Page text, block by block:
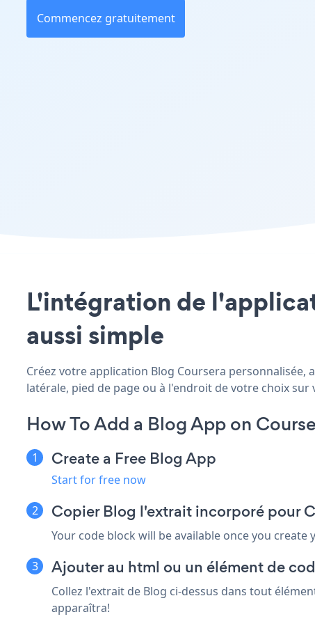
Commencez gratuitement
L'intégration de
aussi simple
Créez votre application Blog Coursera personnalisée,
latérale, pied de page ou à l'endroit de votre choix sur
How To Add a Blog App on
Create a Free Blog App
Start for free now
Copier Blog l'extrait incorporé pour
Your code block will be available once you create
Ajouter au html ou un élément de
Collez l'extrait de Blog ci-dessus dans tout
apparaîtra!